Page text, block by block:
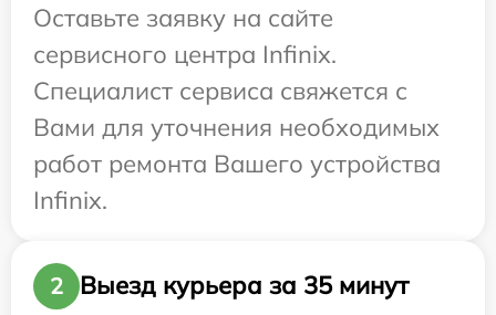
Оставьте заявку на сайте
сервисного центра Infinix.
Специалист сервиса свяжется с
Вами для уточнения необходимых
работ ремонта Вашего устройства
Infinix.
2
Выезд курьера за 35 минут